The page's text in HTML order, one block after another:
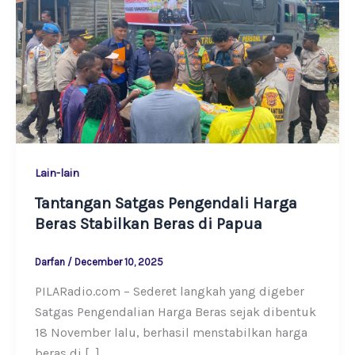
Lain-lain
Tantangan Satgas Pengendali Harga
Beras Stabilkan Beras di Papua
Darfan / December 10, 2025
PILARadio.com – Sederet langkah yang digeber
Satgas Pengendalian Harga Beras sejak dibentuk
18 November lalu, berhasil menstabilkan harga